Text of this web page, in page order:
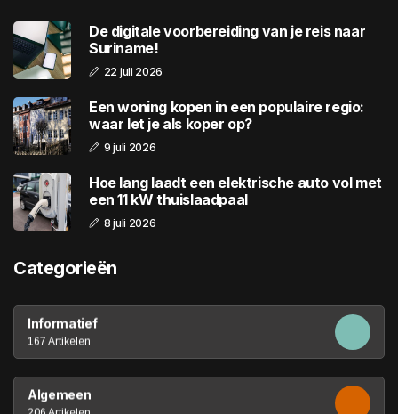
De digitale voorbereiding van je reis naar
Suriname!
22 juli 2026
Een woning kopen in een populaire regio:
waar let je als koper op?
9 juli 2026
Hoe lang laadt een elektrische auto vol met
een 11 kW thuislaadpaal
8 juli 2026
Categorieën
Informatief
167 Artikelen
Algemeen